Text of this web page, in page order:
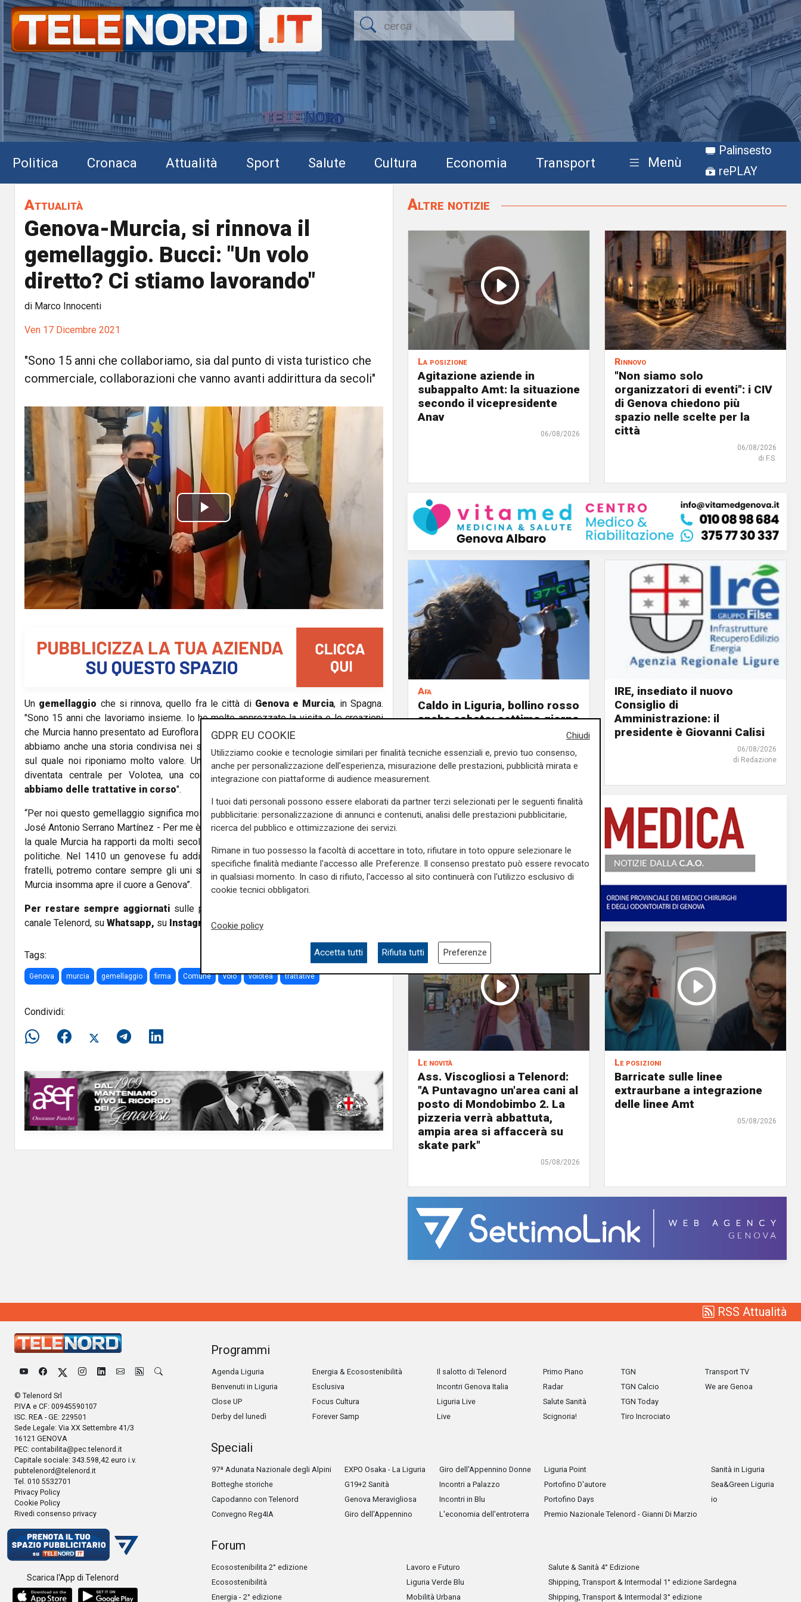
Politica Cronaca Attualità Sport Salute Cultura Economia Transport Menù
Palinsesto
rePLAY
Attualità
Genova-Murcia, si rinnova il
gemellaggio. Bucci: "Un volo
diretto? Ci stiamo lavorando"
di Marco Innocenti
Ven 17 Dicembre 2021
"Sono 15 anni che collaboriamo, sia dal punto di vista turistico che
commerciale, collaborazioni che vanno avanti addirittura da secoli"
P
l
a
y
i
e
o
Un gemellaggio che si rinnova, quello fra le città di Genova e Murcia, in Spagna.
"Sono 15 anni che lavoriamo insieme. Io ho molto apprezzato la visita e le creazioni
che Murcia hanno presentato ad Euroflora nel 2018. Abbiamo molte collaborazioni ma
abbiamo anche una storia condivisa nei secoli. E' un gemellaggio bello e importante
sul quale noi riponiamo molto valore. Un
volo diretto
fra le due città? Genova è
diventata centrale per Volotea, una compagnia spagnola. Potrebbe avversari e
abbiamo delle trattative in corso".
“Per noi questo gemellaggio significa molto - ha detto il sindaco della città spagnola
José Antonio Serrano Martínez - Per me è un onore essere qui a Genova, una città con
la quale Murcia ha rapporti da molti secoli, relazioni commerciali, di amicizia e anche
politiche. Nel 1410 un genovese fu addirittura sindaco di Murcia. E ora che siamo
fratelli, potremo contare sempre gli uni sugli altri, nei momenti buoni e meno buoni,
Murcia insomma apre il cuore a Genova”.
Per restare sempre aggiornati sulle principali notizie sulla Liguria seguiteci sul
canale Telenord, su Whatsapp, su Instagram,suYoutube
Tags:
Genova murcia gemellaggio firma Comune volo volotea trattative
Condividi:
Altre notizie
La posizione
Agitazione aziende in
subappalto Amt: la situazione
secondo il vicepresidente
Anav
06/08/2026
Rinnovo
"Non siamo solo
organizzatori di eventi": i CIV
di Genova chiedono più
spazio nelle scelte per la
città
06/08/2026
di F.S.
Afa
Caldo in Liguria, bollino rosso
anche sabato: settimo giorno
06/08/2026
IRE, insediato il nuovo
Consiglio di
Amministrazione: il
presidente è Giovanni Calisi
06/08/2026
di Redazione
Le novità
Ass. Viscogliosi a Telenord:
"A Puntavagno un'area cani al
posto di Mondobimbo 2. La
pizzeria verrà abbattuta,
ampia area si affaccerà su
skate park"
05/08/2026
Le posizioni
Barricate sulle linee
extraurbane a integrazione
delle linee Amt
05/08/2026
RSS Attualità
© Telenord Srl
P.IVA e CF: 00945590107
ISC. REA - GE: 229501
Sede Legale: Via XX Settembre 41/3
16121 GENOVA
PEC: contabilita@pec.telenord.it
Capitale sociale: 343.598,42 euro i.v.
pubtelenord@telenord.it
Tel. 010 5532701
Privacy Policy
Cookie Policy
Rivedi consenso privacy
Scarica l'App di Telenord
Programmi
Agenda Liguria
Benvenuti in Liguria
Close UP
Derby del lunedì
Energia & Ecosostenibilità
Esclusiva
Focus Cultura
Forever Samp
Il salotto di Telenord
Incontri Genova Italia
Liguria Live
Live
Primo Piano
Radar
Salute Sanità
Scignoria!
TGN
TGN Calcio
TGN Today
Tiro Incrociato
Transport TV
We are Genoa
Speciali
97ª Adunata Nazionale degli Alpini
Botteghe storiche
Capodanno con Telenord
Convegno Reg4IA
EXPO Osaka - La Liguria
G19+2 Sanità
Genova Meravigliosa
Giro dell'Appennino
Giro dell'Appennino Donne
Incontri a Palazzo
Incontri in Blu
L'economia dell'entroterra
Liguria Point
Portofino D'autore
Portofino Days
Premio Nazionale Telenord - Gianni Di Marzio
Sanità in Liguria
Sea&Green Liguria
io
Forum
Ecosostenibilita 2° edizione
Ecosostenibilità
Energia - 2° edizione
Lavoro e Futuro
Liguria Verde Blu
Mobilità Urbana
Salute & Sanità 4° Edizione
Shipping, Transport & Intermodal 1° edizione Sardegna
Shipping, Transport & Intermodal 3° edizione
Chiudi
GDPR EU COOKIE
Utilizziamo cookie e tecnologie similari per finalità tecniche essenziali e, previo tuo consenso,
anche per personalizzazione dell'esperienza, misurazione delle prestazioni, pubblicità mirata e
integrazione con piattaforme di audience measurement.
I tuoi dati personali possono essere elaborati da partner terzi selezionati per le seguenti finalità
pubblicitarie: personalizzazione di annunci e contenuti, analisi delle prestazioni pubblicitarie,
ricerca del pubblico e ottimizzazione dei servizi.
Rimane in tuo possesso la facoltà di accettare in toto, rifiutare in toto oppure selezionare le
specifiche finalità mediante l'accesso alle Preferenze. Il consenso prestato può essere revocato
in qualsiasi momento. In caso di rifiuto, l'accesso al sito continuerà con l'utilizzo esclusivo di
cookie tecnici obbligatori.
Cookie policy
Accetta tutti Rifiuta tutti Preferenze